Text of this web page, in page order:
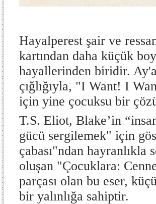
Hayalperest şair ve
kartından daha küçük
hayallerinden biridir.
çığlığıyla, "I Want! I
için yine çocuksu bir
T.S. Eliot, Blake’in
gücü sergilemek" için
çabası"ndan hayranlıkla
oluşan "Çocuklara:
parçası olan bu eser,
bir yalınlığa sahiptir.